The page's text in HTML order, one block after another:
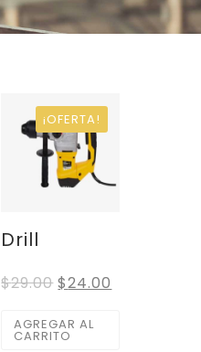
¡OFERTA!
Drill
$29.00 $24.00
AGREGAR AL
CARRITO